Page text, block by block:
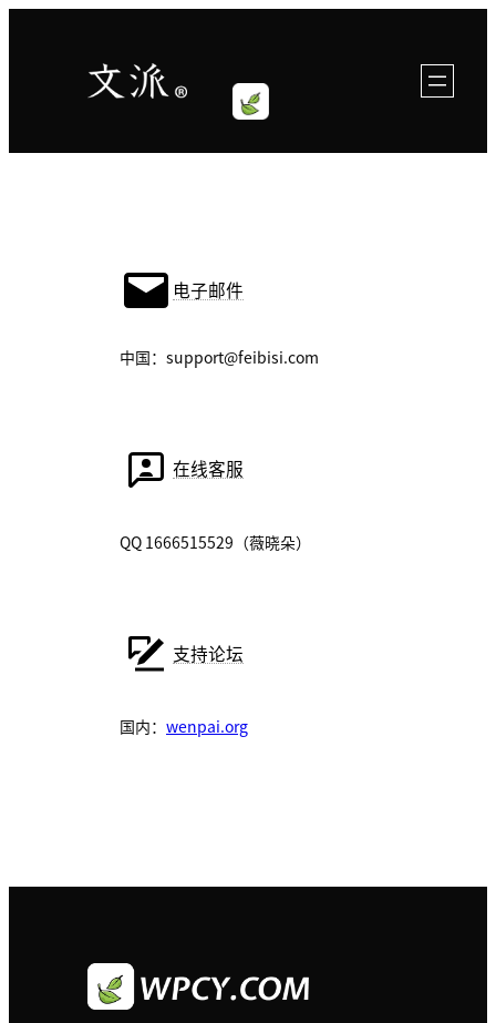
电子邮件
中国：support@feibisi.com
在线客服
QQ 1666515529（薇晓朵）
支持论坛
国内： wenpai.org